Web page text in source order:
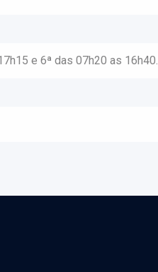
e 6ª das 07h20 as 16h40.